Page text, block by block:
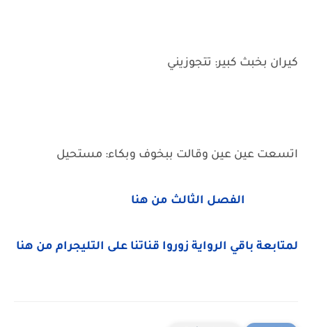
‌كيران بخبث كبير: تتجوزيني
‌اتسعت عين عين وقالت ببخوف وبكاء: مستحيل
الفصل الثالث من هنا
لمتابعة باقي الرواية زوروا قناتنا على التليجرام من هنا